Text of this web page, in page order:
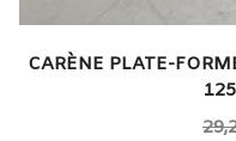
CARÈNE PLATE-